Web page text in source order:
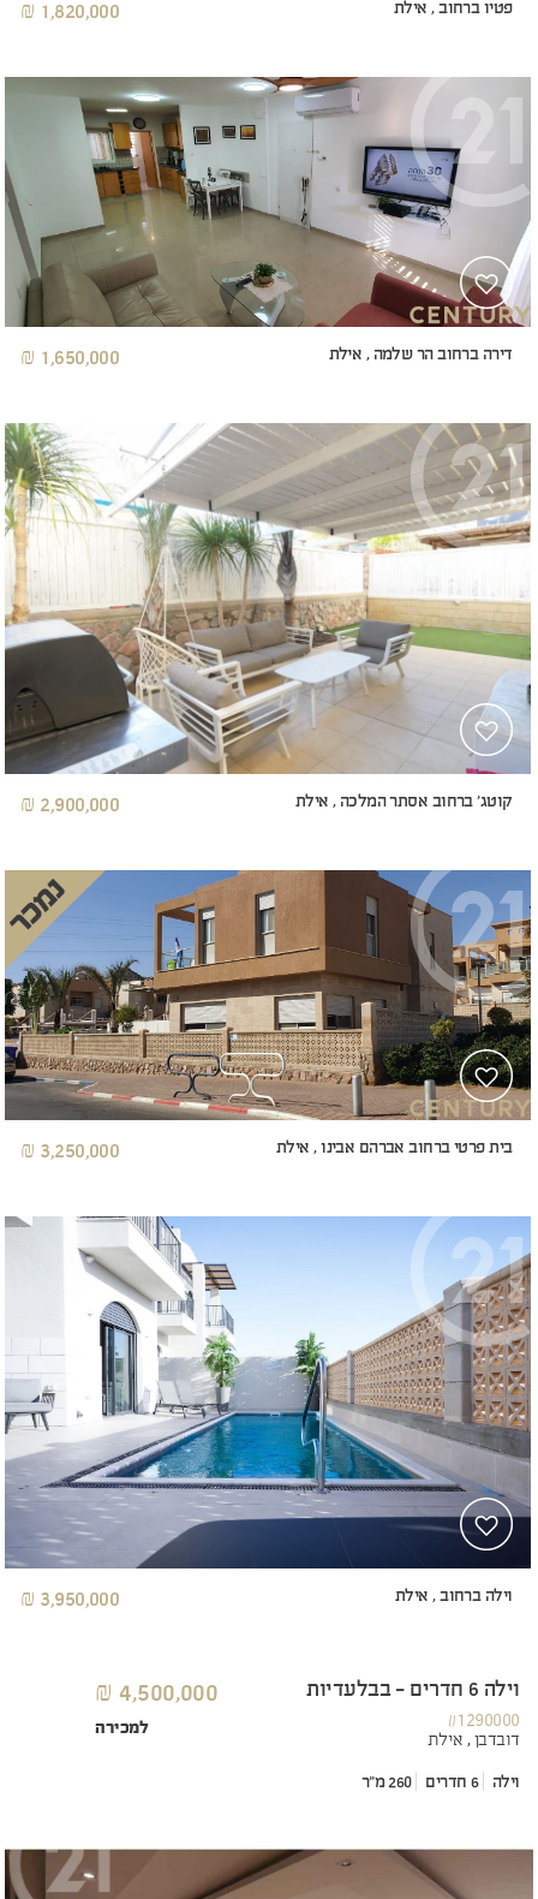
פטיו ברחוב , אילת 1,820,000 ₪
דירה ברחוב הר שלמה , אילת 1,650,000 ₪
קוטג' ברחוב אסתר המלכה , אילת 2,900,000 ₪
בית פרטי ברחוב אברהם אבינו , אילת 3,250,000 ₪
וילה ברחוב , אילת 3,950,000 ₪
וילה 6 חדרים - בבלעדיות
#1290000
דובדבן , אילת
וילה 6 חדרים 260 מ"ר
4,500,000 ₪
למכירה